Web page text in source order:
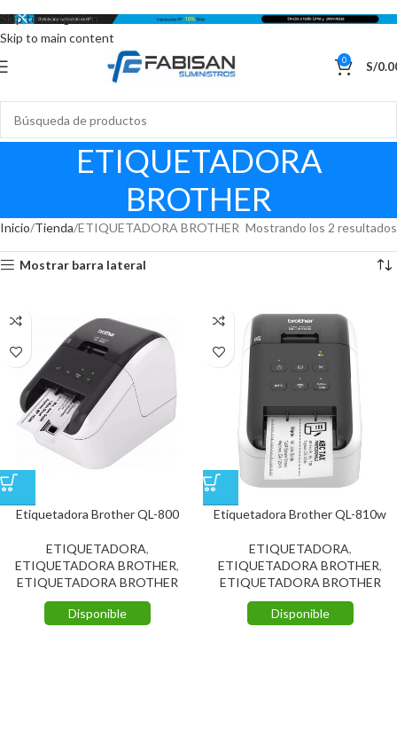
Skip to navigation
Skip to main content
0 S/
ETIQUETADORA
BROTHER
Inicio Tienda ETIQUETADORA BROTHER Mostrando los 2 resultados
Mostrar barra lateral
Etiquetadora Brother QL-800
ETIQUETADORA,
ETIQUETADORA BROTHER,
ETIQUETADORA BROTHER
Disponible
Etiquetadora Brother QL-810w
ETIQUETADORA,
ETIQUETADORA BROTHER,
ETIQUETADORA BROTHER
Disponible